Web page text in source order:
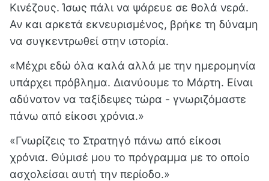
Κινέζους. Ίσως πάλι να ψάρευε σε θολά νερά.
Αν και αρκετά εκνευρισμένος, βρήκε τη δύναμη
να συγκεντρωθεί στην ιστορία.
«Μέχρι εδώ όλα καλά αλλά με την ημερομηνία
υπάρχει πρόβλημα. Διανύουμε το Μάρτη. Είναι
αδύνατον να ταξίδεψες τώρα - γνωριζόμαστε
πάνω από είκοσι χρόνια.»
«Γνωρίζεις το Στρατηγό πάνω από είκοσι
χρόνια. Θύμισέ μου το πρόγραμμα με το οποίο
ασχολείσαι αυτή την περίοδο.»